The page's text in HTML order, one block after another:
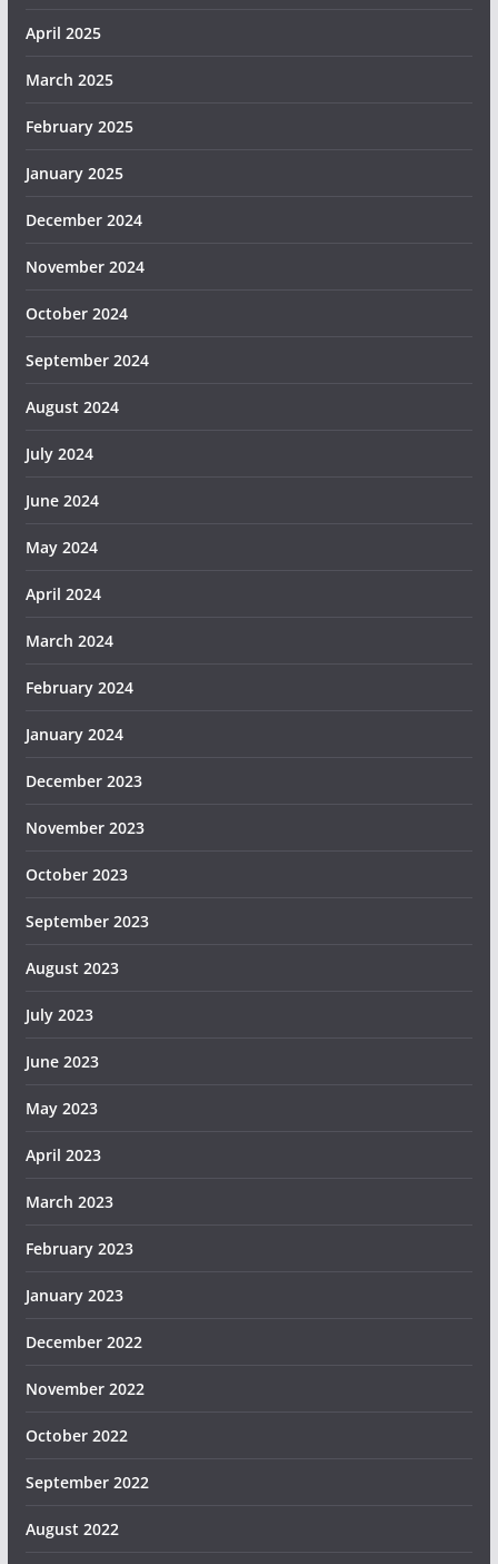
April 2025
March 2025
February 2025
January 2025
December 2024
November 2024
October 2024
September 2024
August 2024
July 2024
June 2024
May 2024
April 2024
March 2024
February 2024
January 2024
December 2023
November 2023
October 2023
September 2023
August 2023
July 2023
June 2023
May 2023
April 2023
March 2023
February 2023
January 2023
December 2022
November 2022
October 2022
September 2022
August 2022